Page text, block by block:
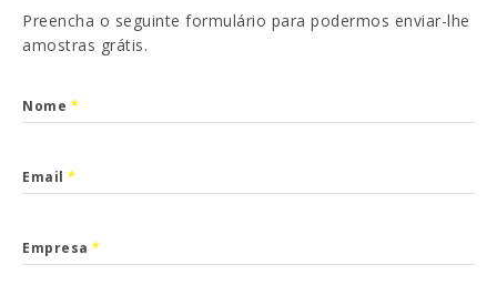
Preencha o seguinte formulário para podermos enviar-lhe
amostras grátis.
Nome *
Email *
Empresa *